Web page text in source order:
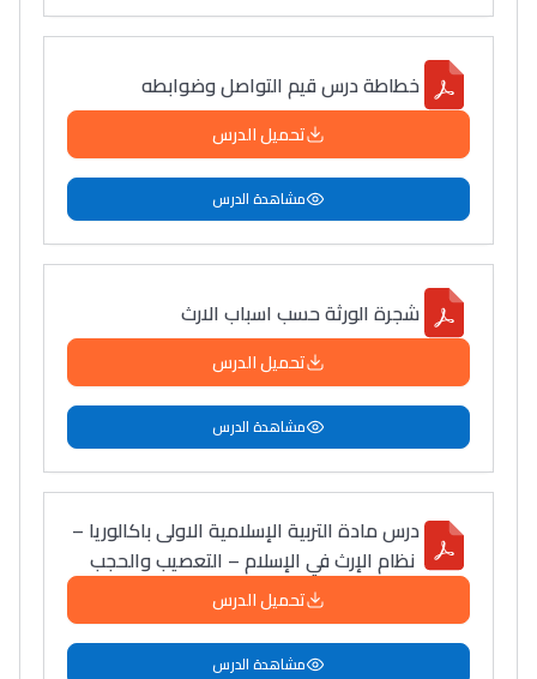
خطاطة درس قيم التواصل وضوابطه
تحميل الدرس
مشاهدة الدرس
شجرة الورثة حسب اسباب الارث
تحميل الدرس
مشاهدة الدرس
درس مادة التربية الإسلامية الاولى باكالوريا –
نظام الإرث في الإسلام – التعصيب والحجب
تحميل الدرس
مشاهدة الدرس